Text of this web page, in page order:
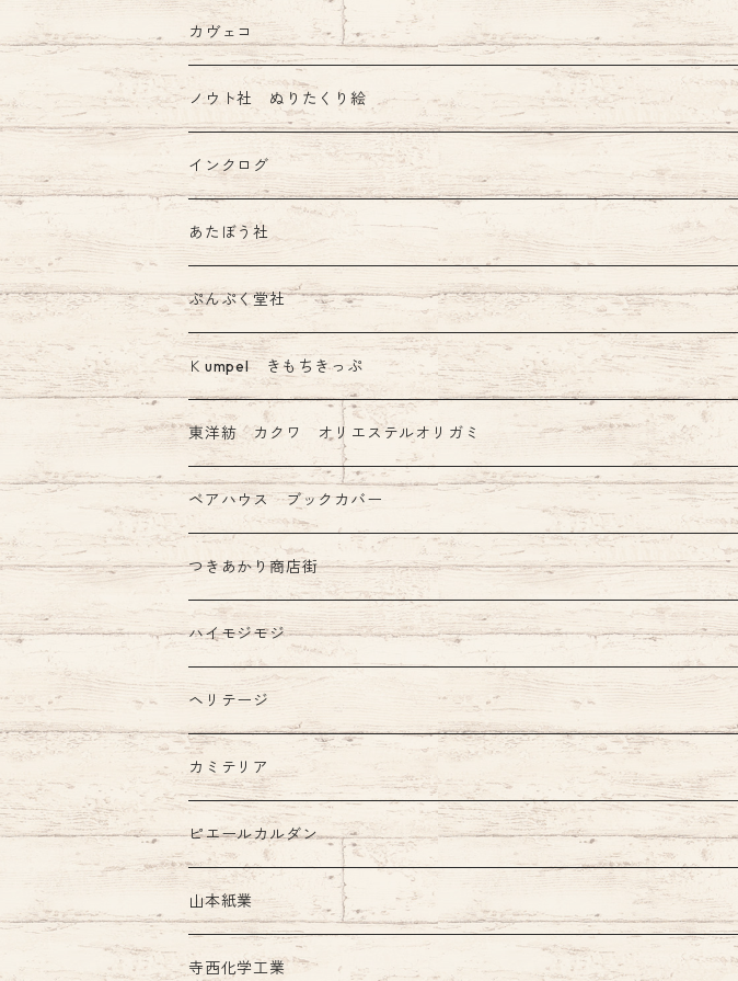
Tono&Limsコラボインク
カヴェコ
ノウト社 ぬりたくり絵
インクログ
あたぼう社
飾り原稿用紙
その他 あたぼう社製品
ぷんぷく堂社
限定 mizutama+ぷんぷく堂コラボ商品
Ｋumpel きもちきっぷ
きもちふせん
東洋紡 カクワ オリエステルオリガミ
ベアハウス ブックカバー
つきあかり商店街
ハイモジモジ
ヘリテージ
カミテリア
ピエールカルダン
インク
ガラスペン
山本紙業
寺西化学工業